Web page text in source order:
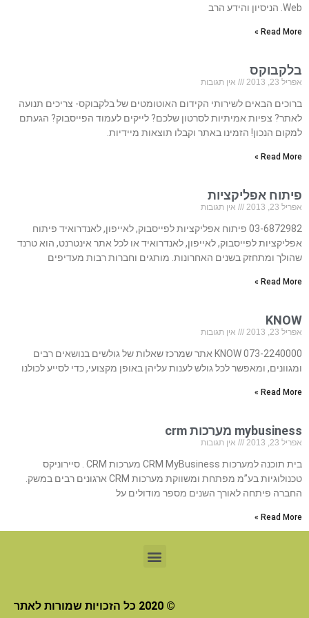
Web. הניסיון והידע הרב
Read More »
בלקבוקס
אפריל 23, 2013 אין תגובות
ברוכים הבאים לשירותי הקידום האוטומטים של בלקבוקס- צריכים תנועה
לאתר? צפיות אמיתיות לסרטון שלכם? לייקים לעמוד הפייסבוק? הגעתם
למקום הנכון! הזמינו באתר וקבלו תוצאות מיידיות.
Read More »
פיתוח אפליקציות
אפריל 23, 2013 אין תגובות
03-6872982 פיתוח אפליקציות לפייסבוק, לאייפון, לאנדרואיד פיתוח
אפליקציות לפייסבוק, לאייפון, לאנדרואיד או לכל אתר אינטרנט, הוא טרנד
שהולך ומתחזק בשנים האחרונות. מותגים וחברות רבות מעדיפים
Read More »
KNOW
אפריל 23, 2013 אין תגובות
073-2240000 KNOW אתר שמרכז שאלות של גולשים בנושאים רבים
ומגוונים, ומאפשר לכל גולש לענות עליהן באופן מקצועי, כדי לסייע לכולנו
Read More »
mybusiness מערכות crm
אפריל 23, 2013 אין תגובות
בית תוכנה למערכות CRM MyBusiness מערכות CRM . סיירוניקס
טכנולוגיות בע”מ מפתחת ומשווקת מערכות CRM ארגונים רבים במשק.
החברה פיתחה לאורך השנים מספר מודולים על
Read More »
© 2020 כל הזכויות שמורות לאתר